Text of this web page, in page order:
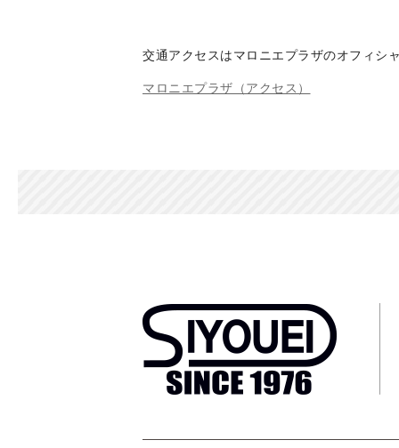
交通アクセスはマロニエプラザのオフィシ
マロニエプラザ（アクセス）